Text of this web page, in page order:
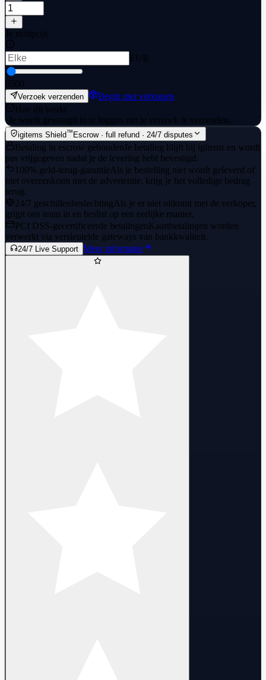
Je richtprijs
EUR
0500
Verzoek verzenden
Begin met verkopen
Hoe dit werkt
· Je wordt gevraagd in te loggen om je verzoek te verzenden.
igitems Shield™Escrow · full refund · 24/7 disputes
Betaling in escrow gehouden Je betaling blijft bij igitems en wordt
pas vrijgegeven nadat je de levering hebt bevestigd.
100% geld-terug-garantieAls je bestelling niet wordt geleverd of
niet overeenkomt met de advertentie, krijg je het volledige bedrag
terug.
24/7 geschillenbeslechtingAls je er niet uitkomt met de verkoper,
grijpt ons team in en beslist op een eerlijke manier.
PCI DSS-gecertificeerde betalingenKaartbetalingen worden
verwerkt via versleutelde gateways van bankkwaliteit.
24/7 Live Support Meer informatie